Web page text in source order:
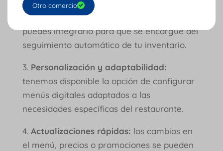
sistemas de POS existentes, facilitando la
gestión de pedidos y pagos. También
puedes integrarlo para que se encargue del
seguimiento automático de tu inventario.
3. Personalización y adaptabilidad:
tenemos disponible la opción de configurar
menús digitales adaptados a las
necesidades específicas del restaurante.
4.Actualizaciones rápidas: los cambios en
el menú, precios o promociones se pueden
Otro comercio